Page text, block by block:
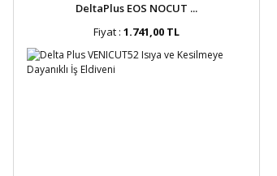
DeltaPlus EOS NOCUT ...
Fiyat : 1.741,00 TL